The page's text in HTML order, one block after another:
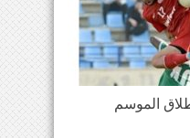
الموسم